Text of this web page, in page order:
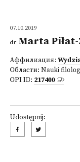
07.10.2019
dr Marta
Аффилиация:
Области: Nauki
OPI ID: 217400
Udostępnij: